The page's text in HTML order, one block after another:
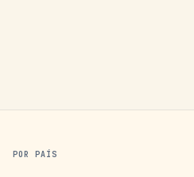
POR PAÍS